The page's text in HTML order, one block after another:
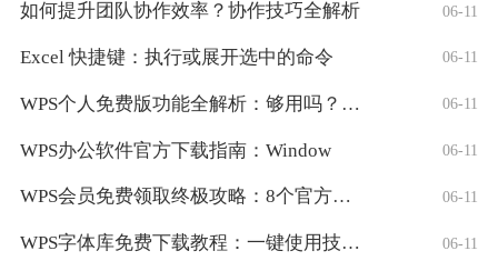
如何提升团队协作效率？协作技巧全解析 06-11
Excel 快捷键：执行或展开选中的命令 06-11
WPS个人免费版功能全解析：够用吗？适合 06-11
WPS办公软件官方下载指南：Window 06-11
WPS会员免费领取终极攻略：8个官方认证 06-11
WPS字体库免费下载教程：一键使用技巧与 06-11